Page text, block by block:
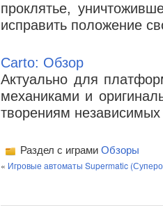
проклятье,
исправить положение
Carto: Обзор
Актуально для
механиками и
творениям
Раздел с играми Обзоры
« Игровые автоматы Supermatic